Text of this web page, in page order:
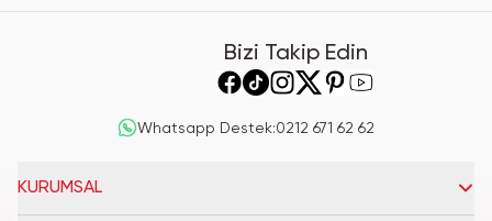
Bizi Takip Edin
Whatsapp Destek:0212 671 62 62
KURUMSAL